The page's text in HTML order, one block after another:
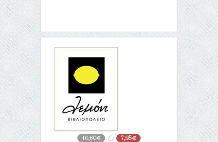
10,60€ 7,95€